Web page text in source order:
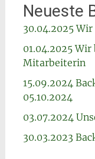
Neueste
30.04.2025
01.04.2025
Mitarbeiterin
15.09.2024
05.10.2024
03.07.2024
30.03.2023